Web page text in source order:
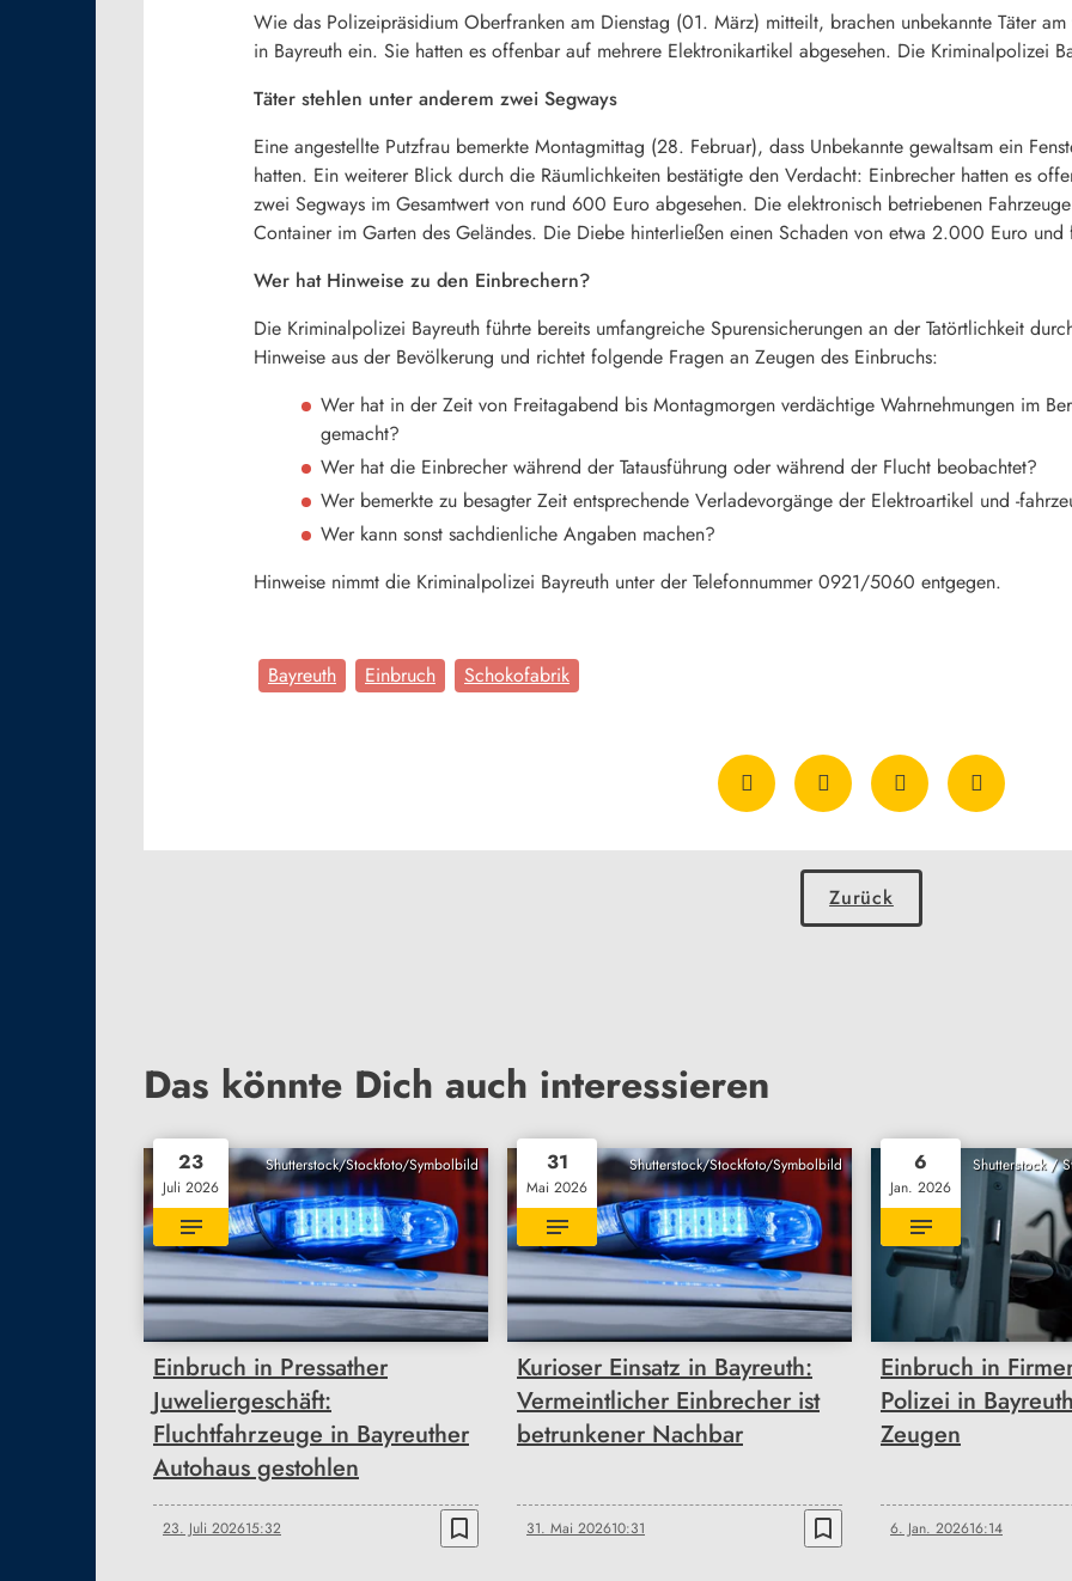
Wie das Polizeipräsidium Oberfranken am Dienstag (01. März) mitteilt, brachen unbekannte Täter
in Bayreuth ein. Sie hatten es offenbar auf mehrere Elektronikartikel abgesehen. Die Kriminalpolizei
Täter stehlen unter anderem zwei Segways
Eine angestellte Putzfrau bemerkte Montagmittag (28. Februar), dass Unbekannte gewaltsam ein
hatten. Ein weiterer Blick durch die Räumlichkeiten bestätigte den Verdacht: Einbrecher hatten es
zwei Segways im Gesamtwert von rund 600 Euro abgesehen. Die elektronisch betriebenen
Container im Garten des Geländes. Die Diebe hinterließen einen Schaden von etwa 2.000 Euro und
Wer hat Hinweise zu den Einbrechern?
Die Kriminalpolizei Bayreuth führte bereits umfangreiche Spurensicherungen an der Tatörtlichkeit
Hinweise aus der Bevölkerung und richtet folgende Fragen an Zeugen des Einbruchs:
Wer hat in der Zeit von Freitagabend bis Montagmorgen verdächtige Wahrnehmungen im
gemacht?
Wer hat die Einbrecher während der Tatausführung oder während der Flucht beobachtet?
Wer bemerkte zu besagter Zeit entsprechende Verladevorgänge der Elektroartikel und -
Wer kann sonst sachdienliche Angaben machen?
Hinweise nimmt die Kriminalpolizei Bayreuth unter der Telefonnummer 0921/5060 entgegen.
Bayreuth Einbruch Schokofabrik
Zurück
Das könnte Dich auch interessieren
Shutterstock/Stockfoto/Symbolbild
23
Juli 2026
Einbruch in Pressather
Juweliergeschäft:
Fluchtfahrzeuge in Bayreuther
Autohaus gestohlen
23. Juli 202615:32 bookmark_border
Shutterstock/Stockfoto/Symbolbild
31
Mai 2026
Kurioser Einsatz in Bayreuth:
Vermeintlicher Einbrecher ist
betrunkener Nachbar
31. Mai 202610:31 bookmark_border
Shutterstock /
6
Jan. 2026
Einbruch in
Polizei in
Zeugen
6. Jan. 202616:14